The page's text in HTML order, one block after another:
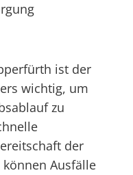
ist der
wichtig, um
zu
der
Ausfälle